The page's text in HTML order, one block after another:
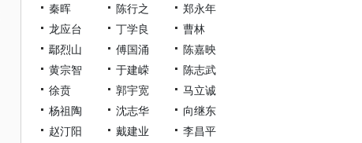
秦晖 陈行之
郑永年
龙应台
丁学良
曹林
鄢烈山
傅国涌
陈嘉映
黄宗智
于建嵘
陈志武
徐贲
郭宇宽
马立诚
杨祖陶
沈志华
向继东
赵汀阳
戴建业
李昌平